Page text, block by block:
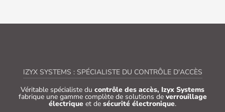
IZYX SYSTEMS : SPÉCIALISTE DU CONTRÔLE D'ACCÈS
Véritable spécialiste du contrôle des accès, Izyx Systems
fabrique une gamme complète de solutions de verrouillage
électrique et de sécurité électronique.